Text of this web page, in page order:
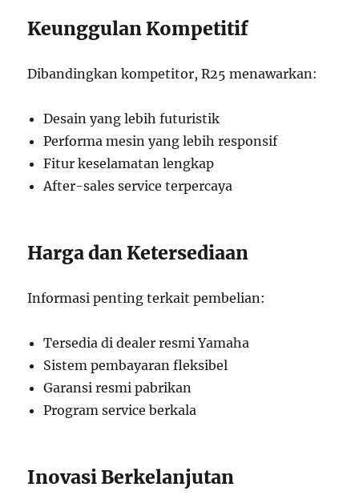
Keunggulan Kompetitif
Dibandingkan kompetitor, R25 menawarkan:
Desain yang lebih futuristik
Performa mesin yang lebih responsif
Fitur keselamatan lengkap
After-sales service terpercaya
Harga dan Ketersediaan
Informasi penting terkait pembelian:
Tersedia di dealer resmi Yamaha
Sistem pembayaran fleksibel
Garansi resmi pabrikan
Program service berkala
Inovasi Berkelanjutan